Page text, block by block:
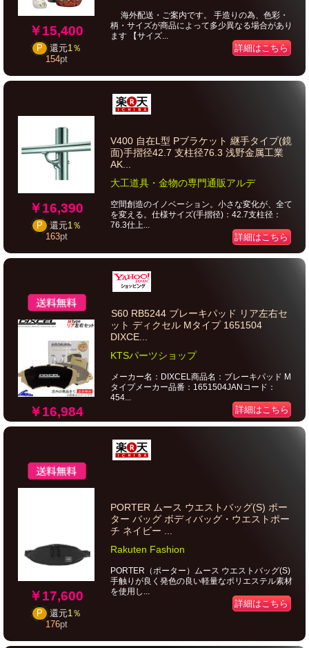
￥15,400
P 還元1％
154pt
海外配送・ご案内です。 手造りの為、色彩・
柄・サイズが商品によって多少異なる場合があり
ます 【サイズ...
詳細はこちら
￥16,390
P 還元1％
163pt
V400 自在L型 Pブラケット 継手タイプ(鏡
面)手摺径42.7 支柱径76.3 浅野金属工業
AK...
大工道具・金物の専門通販アルデ
空間創造のイノベーション。小さな変化が、全て
を変える。仕様サイズ(手摺径)：42.7支柱径：
76.3仕上...
詳細はこちら
￥16,984
S60 RB5244 ブレーキパッド リア左右セ
ット ディクセル Mタイプ 1651504
DIXCE...
KTSパーツショップ
メーカー名：DIXCEL商品名：ブレーキパッド M
タイプメーカー品番：1651504JANコード：
454...
詳細はこちら
￥17,600
P 還元1％
176pt
PORTER ムース ウエストバッグ(S) ポー
ター バッグ ボディバッグ・ウエストポー
チ ネイビー ...
Rakuten Fashion
PORTER（ポーター）ムース ウエストバッグ(S)
手触りが良く発色の良い軽量なポリエステル素材
を使用し...
詳細はこちら